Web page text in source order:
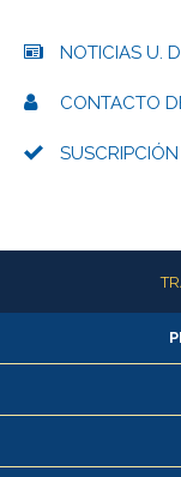
NOTICIAS U.
CONTACTO
Más